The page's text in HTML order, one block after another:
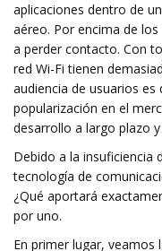
aplicaciones dentro de
aéreo. Por encima de
a perder contacto. Con
red Wi-Fi tienen
audiencia de usuarios
popularización en el
desarrollo a largo plazo
Debido a la insuficiencia
tecnología de
¿Qué aportará
por uno.
En primer lugar, veamos